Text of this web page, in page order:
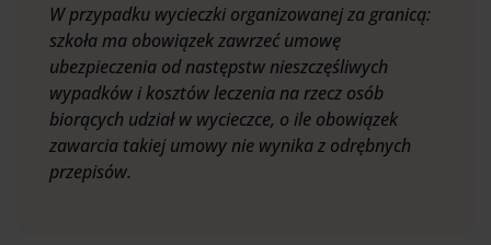
W przypadku wycieczki organizowanej za granicą:
szkoła ma obowiązek zawrzeć umowę
ubezpieczenia od następstw nieszczęśliwych
wypadków i kosztów leczenia na rzecz osób
biorących udział w wycieczce, o ile obowiązek
zawarcia takiej umowy nie wynika z odrębnych
przepisów.